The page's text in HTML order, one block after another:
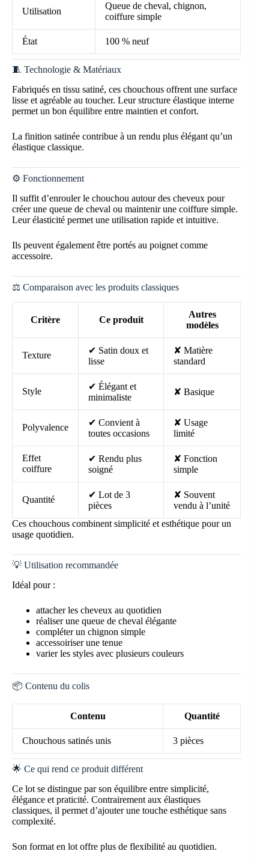
Utilisation
Queue de cheval, chignon,
coiffure simple
État 100 % neuf
🧵 Technologie & Matériaux
Fabriqués en tissu satiné, ces chouchous offrent une surface
lisse et agréable au toucher. Leur structure élastique interne
permet un bon équilibre entre maintien et confort.
La finition satinée contribue à un rendu plus élégant qu’un
élastique classique.
⚙️ Fonctionnement
Il suffit d’enrouler le chouchou autour des cheveux pour
créer une queue de cheval ou maintenir une coiffure simple.
Leur élasticité permet une utilisation rapide et intuitive.
Ils peuvent également être portés au poignet comme
accessoire.
⚖️ Comparaison avec les produits classiques
Critère Ce produit
Autres
modèles
Texture
✔ Satin doux et
lisse
✘ Matière
standard
Style
✔ Élégant et
minimaliste
✘ Basique
Polyvalence
✔ Convient à
toutes occasions
✘ Usage
limité
Effet
coiffure
✔ Rendu plus
soigné
✘ Fonction
simple
Quantité
✔ Lot de 3
pièces
✘ Souvent
vendu à l’unité
Ces chouchous combinent simplicité et esthétique pour un
usage quotidien.
💡 Utilisation recommandée
Idéal pour :
attacher les cheveux au quotidien
réaliser une queue de cheval élégante
compléter un chignon simple
accessoiriser une tenue
varier les styles avec plusieurs couleurs
📦 Contenu du colis
Contenu Quantité
Chouchous satinés unis 3 pièces
🌟 Ce qui rend ce produit différent
Ce lot se distingue par son équilibre entre simplicité,
élégance et praticité. Contrairement aux élastiques
classiques, il permet d’ajouter une touche esthétique sans
complexité.
Son format en lot offre plus de flexibilité au quotidien.